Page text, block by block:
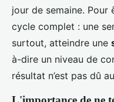
jour de semaine.
cycle complet : une
surtout, atteindre une
à-dire un niveau de
résultat n’est pas dû